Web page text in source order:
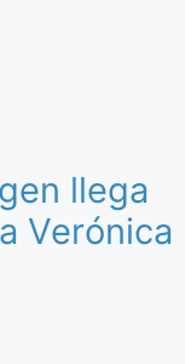
llega
Verónica